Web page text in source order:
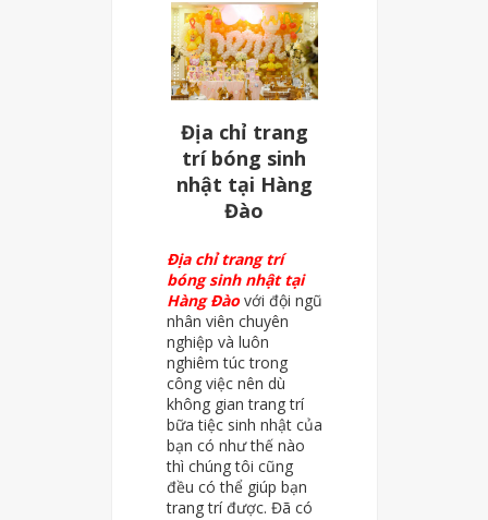
Địa chỉ trang
trí bóng sinh
nhật tại Hàng
Đào
Địa chỉ trang trí
bóng sinh nhật tại
Hàng Đàovới đội ngũ
nhân viên chuyên
nghiệp và luôn
nghiêm túc trong
công việc nên dù
không gian trang trí
bữa tiệc sinh nhật của
bạn có như thế nào
thì chúng tôi cũng
đều có thể giúp bạn
trang trí được. Đã có